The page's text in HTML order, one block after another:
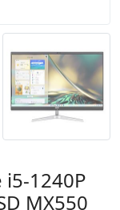
i5-1240P
MX550